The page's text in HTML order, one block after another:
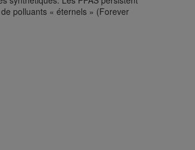
polluants « éternels » (Forever